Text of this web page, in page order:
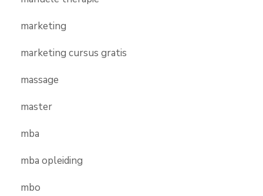
marketing
marketing cursus gratis
massage
master
mba
mba opleiding
mbo